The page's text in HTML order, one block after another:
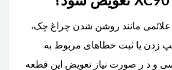
مانند روشن شدن چراغ چک،
زدن یا ثبت خطاهای مربوط به
و د ر صورت نیاز تعویض این قطعه